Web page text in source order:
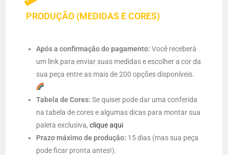
PRODUÇÃO (MEDIDAS E CORES)
Após a confirmação do pagamento: Você receberá
um link para enviar suas medidas e escolher a cor da
sua peça entre as mais de 200 opções disponíveis.
Tabela de Cores: Se quiser pode dar uma conferida
na tabela de cores e algumas dicas para montar sua
paleta exclusiva,clique aqui
Prazo máximo de produção: 15 dias (mas sua peça
pode ficar pronta antes!).